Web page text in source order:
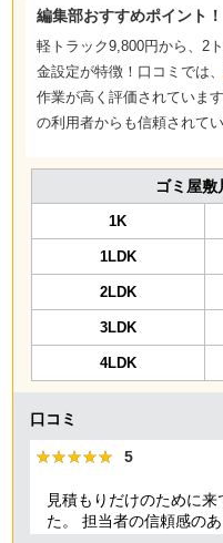
編集部おすすめポイント！
軽トラック9,800円から、2
金設定が特徴！口コミでは、
作業が高く評価されていま
の利用者からも信頼されてい
ゴミ屋敷
1K
1LDK
2LDK
3LDK
4LDK
口コミ
★★★★★
★★★★★ 5
見積もりだけのために
た。 担当者の信頼感の